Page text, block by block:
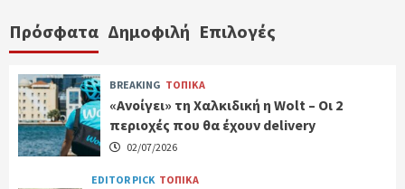
Πρόσφατα Δημοφιλή Επιλογές
BREAKING ΤΟΠΙΚΑ
«Ανοίγει» τη Χαλκιδική η Wolt – Οι 2
περιοχές που θα έχουν delivery
02/07/2026
EDITOR PICK ΤΟΠΙΚΑ